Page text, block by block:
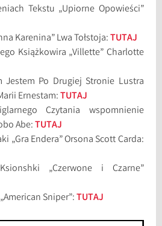
Tekstu „Upiorne Opowieści”
Karenina” Lwa Tołstoja:TUTAJ
Książkowira „Villette” Charlotte
Jestem Po Drugiej Stronie Lustra
Ernestam:TUTAJ
Czytania wspomnienie
Abe:TUTAJ
„Gra Endera” Orsona Scott Carda:
„Czerwone i Czarne”
Sniper”:TUTAJ